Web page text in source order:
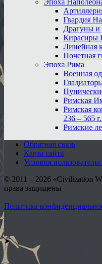
Гвардия
Драгуны и
Кирасиры
Линейная
Почетная
Эпоха Рима
Военная
Римская
Римская
236 – 565
Римские
Обратная связь
Карта сайта
Условия
© 2011 – 2026 «Civilization
права защищены
Политика
➤